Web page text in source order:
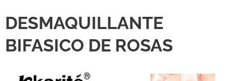
DESMAQUILLANTE
BIFASICO DE ROSAS